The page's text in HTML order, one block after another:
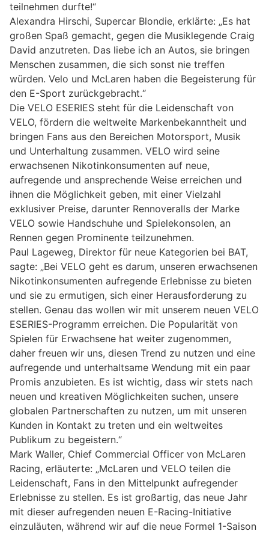
teilnehmen durfte!“
Alexandra Hirschi, Supercar Blondie, erklärte: „Es hat
großen Spaß gemacht, gegen die Musiklegende Craig
David anzutreten. Das liebe ich an Autos, sie bringen
Menschen zusammen, die sich sonst nie treffen
würden. Velo und McLaren haben die Begeisterung für
den E-Sport zurückgebracht.“
Die VELO ESERIES steht für die Leidenschaft von
VELO, fördern die weltweite Markenbekanntheit und
bringen Fans aus den Bereichen Motorsport, Musik
und Unterhaltung zusammen. VELO wird seine
erwachsenen Nikotinkonsumenten auf neue,
aufregende und ansprechende Weise erreichen und
ihnen die Möglichkeit geben, mit einer Vielzahl
exklusiver Preise, darunter Rennoveralls der Marke
VELO sowie Handschuhe und Spielekonsolen, an
Rennen gegen Prominente teilzunehmen.
Paul Lageweg, Direktor für neue Kategorien bei BAT,
sagte: „Bei VELO geht es darum, unseren erwachsenen
Nikotinkonsumenten aufregende Erlebnisse zu bieten
und sie zu ermutigen, sich einer Herausforderung zu
stellen. Genau das wollen wir mit unserem neuen VELO
ESERIES-Programm erreichen. Die Popularität von
Spielen für Erwachsene hat weiter zugenommen,
daher freuen wir uns, diesen Trend zu nutzen und eine
aufregende und unterhaltsame Wendung mit ein paar
Promis anzubieten. Es ist wichtig, dass wir stets nach
neuen und kreativen Möglichkeiten suchen, unsere
globalen Partnerschaften zu nutzen, um mit unseren
Kunden in Kontakt zu treten und ein weltweites
Publikum zu begeistern.“
Mark Waller, Chief Commercial Officer von McLaren
Racing, erläuterte: „McLaren und VELO teilen die
Leidenschaft, Fans in den Mittelpunkt aufregender
Erlebnisse zu stellen. Es ist großartig, das neue Jahr
mit dieser aufregenden neuen E-Racing-Initiative
einzuläuten, während wir auf die neue Formel 1-Saison